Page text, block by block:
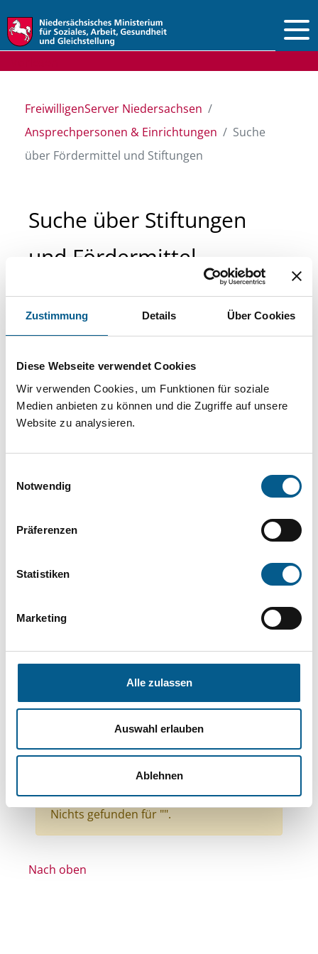
Zustimmung Details Über Cookies
Diese Webseite verwendet Cookies
Wir verwenden Cookies, um Funktionen für soziale
Medien anbieten zu können und die Zugriffe auf unsere
Website zu analysieren.
Notwendig
Präferenzen
Statistiken
Marketing
Alle zulassen
Auswahl erlauben
Ablehnen
FreiwilligenServer Niedersachsen
Ansprechpersonen & Einrichtungen
Suche
über Fördermittel und Stiftungen
Suche über Stiftungen
und Fördermittel
Sie suchen finanzielle Unterstützung für ein
Projekt oder ein Vorhaben? Hier können Sie
Stiftungsdatenbank recherchieren. Bei der
Suche bitte die Groß- und Kleinschreibung
beachten.
können durch die Wahl von Bereichen oder
Suchen
Themen: Sonstige
Themen: Wohlfahrtswesen
Themen: Natur- & Umweltschutz
Themen: Kirchliche Zwecke
Themen: Seniorinnen, Senioren & Pflege
Stiftungstyp: Lokal tätige Stiftung
Alle Filter entfernen
Nichts gefunden für "".
Nach oben